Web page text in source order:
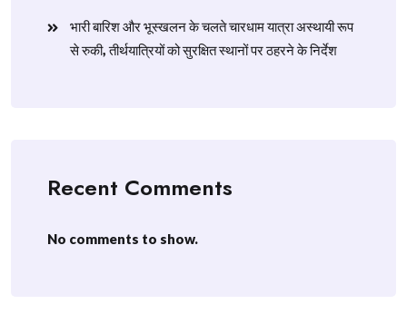
​भारी बारिश और भूस्खलन के चलते चारधाम यात्रा अस्थायी रूप
से रुकी, तीर्थयात्रियों को सुरक्षित स्थानों पर ठहरने के निर्देश
Recent Comments
No comments to show.